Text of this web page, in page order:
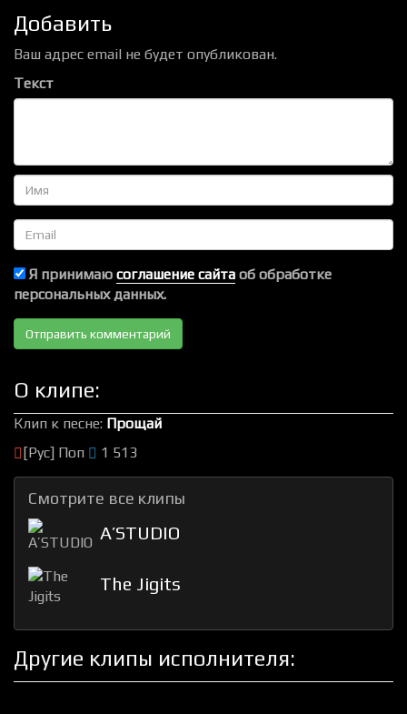
Добавить
Ваш адрес email не будет опубликован.
Текст
Имя
Email
Я принимаю соглашение сайта об обработке
персональных данных.
О клипе:
Клип к песне: Прощай
[Рус] Поп
1 513
Смотрите все клипы
A’STUDIO
The Jigits
Другие клипы исполнителя: